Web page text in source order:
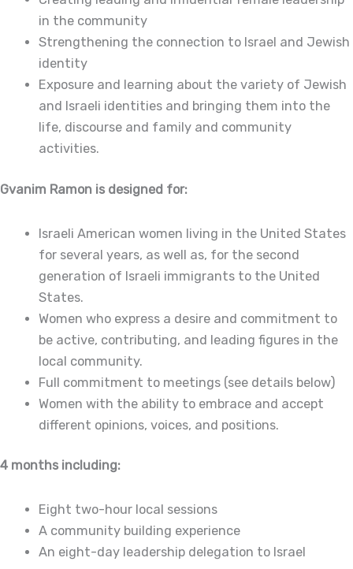
in the community
Strengthening the connection to Israel and Jewish
identity
Exposure and learning about the variety of Jewish
and Israeli identities and bringing them into the
life, discourse and family and community
activities.
Gvanim Ramon is designed for:
Israeli American women living in the United States
for several years, as well as, for the second
generation of Israeli immigrants to the United
States.
Women who express a desire and commitment to
be active, contributing, and leading figures in the
local community.
Full commitment to meetings (see details below)
Women with the ability to embrace and accept
different opinions, voices, and positions.
4 months including:
Eight two-hour local sessions
A community building experience
An eight-day leadership delegation to Israel